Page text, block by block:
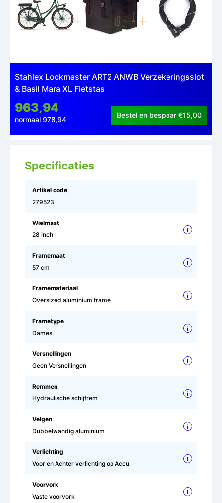
Stahlex Lockmaster ART2 ANWB Verzekeringsslot
& Basil Mara XL Fietstas
963,94
normaal 978,94
Bestel en bespaar €15,00
Specificaties
Artikel code
279523
Wielmaat
28 inch
i
Framemaat
57 cm
i
Framemateriaal
Oversized aluminium frame
i
Frametype
Dames
i
Versnellingen
Geen Versnellingen
i
Remmen
Hydraulische schijfrem
i
Velgen
Dubbelwandig aluminium
i
Verlichting
Voor en Achter verlichting op Accu
i
Voorvork
Vaste voorvork
i